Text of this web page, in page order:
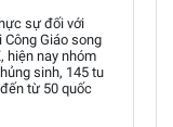
sự đối với
Giáo song
hiện nay nhóm
sinh, 145 tu
từ 50 quốc